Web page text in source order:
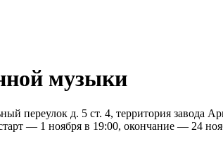
музыки
переулок д. 5 ст. 4, территория завода
— 1 ноября в 19:00, окончание — 24